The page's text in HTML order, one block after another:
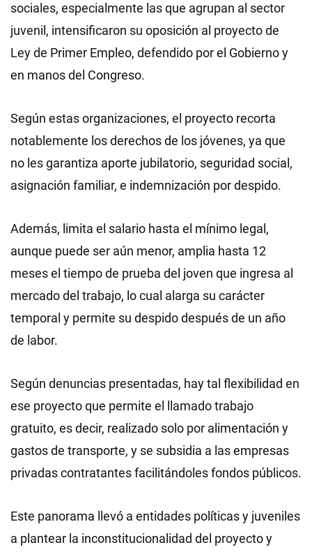
sociales, especialmente las que agrupan al sector
juvenil, intensificaron su oposición al proyecto de
Ley de Primer Empleo, defendido por el Gobierno y
en manos del Congreso.
Según estas organizaciones, el proyecto recorta
notablemente los derechos de los jóvenes, ya que
no les garantiza aporte jubilatorio, seguridad social,
asignación familiar, e indemnización por despido.
Además, limita el salario hasta el mínimo legal,
aunque puede ser aún menor, amplia hasta 12
meses el tiempo de prueba del joven que ingresa al
mercado del trabajo, lo cual alarga su carácter
temporal y permite su despido después de un año
de labor.
Según denuncias presentadas, hay tal flexibilidad en
ese proyecto que permite el llamado trabajo
gratuito, es decir, realizado solo por alimentación y
gastos de transporte, y se subsidia a las empresas
privadas contratantes facilitándoles fondos públicos.
Este panorama llevó a entidades políticas y juveniles
a plantear la inconstitucionalidad del proyecto y